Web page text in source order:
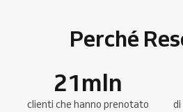
Perché
21mln
clienti che hanno prenotato di